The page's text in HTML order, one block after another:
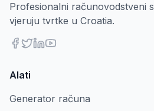
Profesionalni računovodstveni
vjeruju tvrtke u Croatia.
Alati
Generator računa